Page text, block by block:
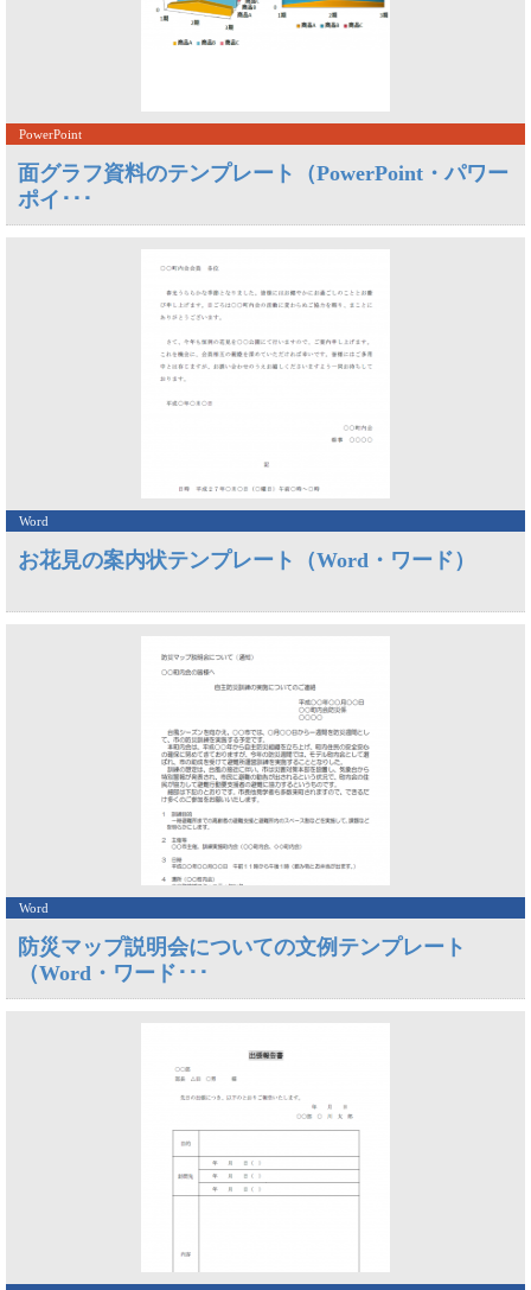
PowerPoint
面グラフ資料のテンプレート（PowerPoint・パワー
ポイ･･･
Word
お花見の案内状テンプレート（Word・ワード）
Word
防災マップ説明会についての文例テンプレート
（Word・ワード･･･